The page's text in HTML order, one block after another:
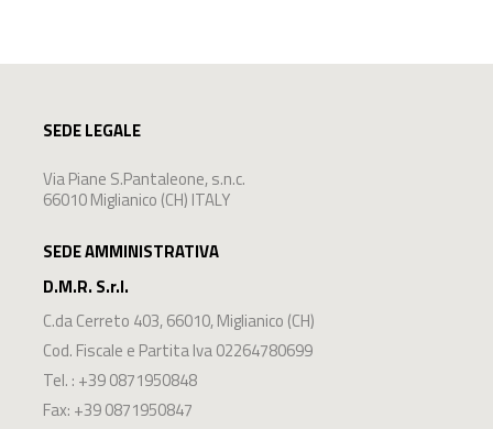
SEDE LEGALE
Via Piane S.Pantaleone, s.n.c.
66010 Miglianico (CH) ITALY
SEDE AMMINISTRATIVA
D.M.R. S.r.l.
C.da Cerreto 403,66010,Miglianico (CH)
Cod. Fiscale e Partita Iva 02264780699
Tel. : +39 0871950848
Fax: +39 0871950847